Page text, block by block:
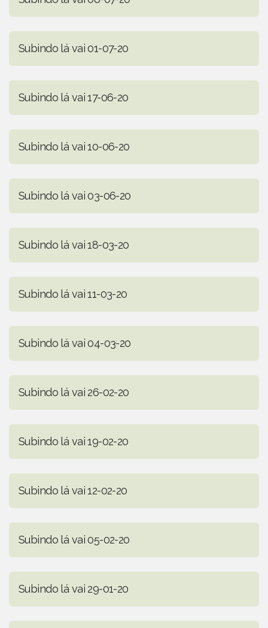
Subindo lá vai 01-07-20
Subindo lá vai 17-06-20
Subindo lá vai 10-06-20
Subindo lá vai 03-06-20
Subindo lá vai 18-03-20
Subindo lá vai 11-03-20
Subindo lá vai 04-03-20
Subindo lá vai 26-02-20
Subindo lá vai 19-02-20
Subindo lá vai 12-02-20
Subindo lá vai 05-02-20
Subindo lá vai 29-01-20